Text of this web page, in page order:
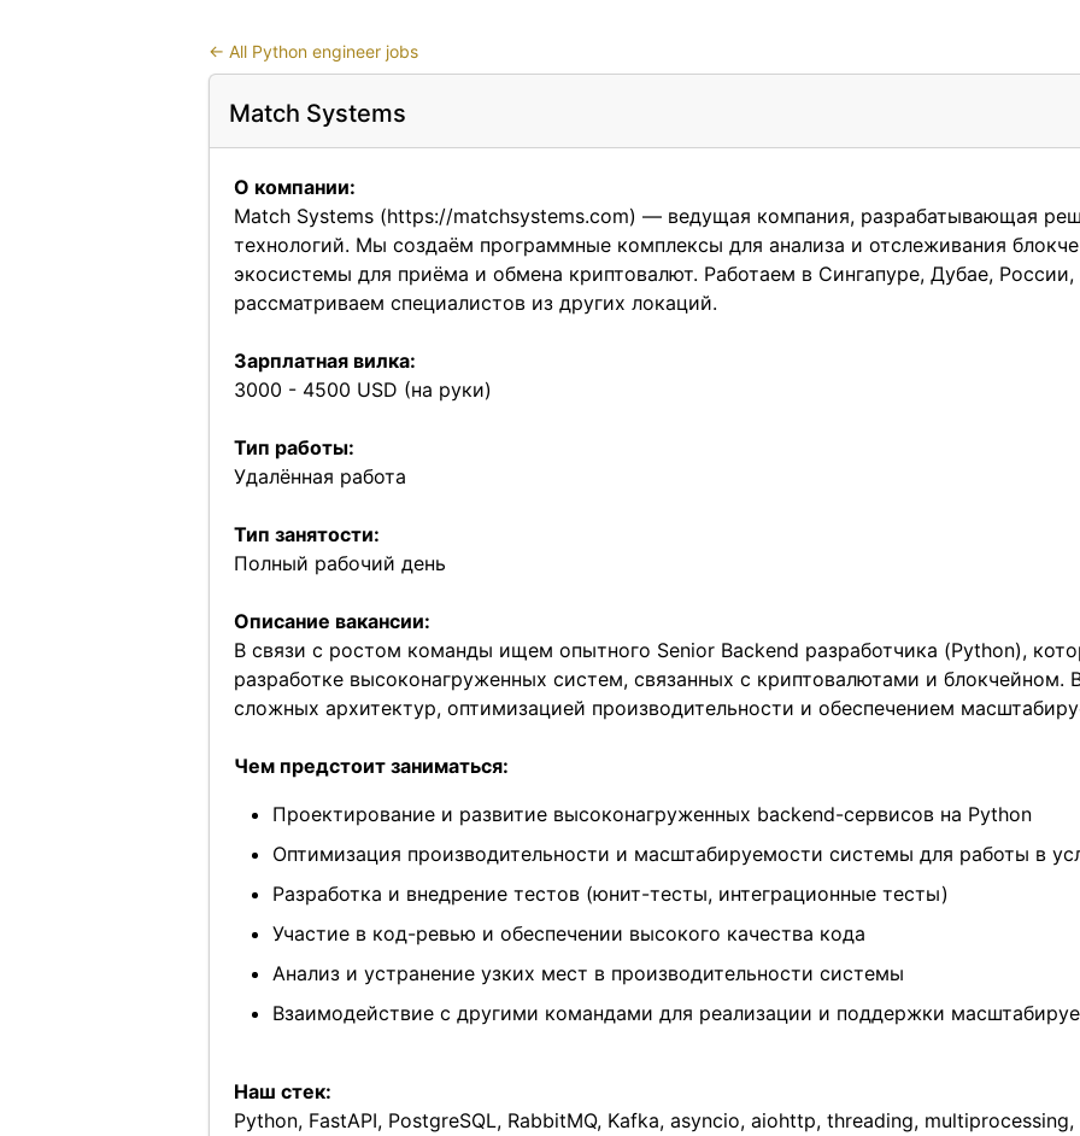
← All Python engineer jobs
Match Systems
О компании:
Match Systems (https://matchsystems.com) — ведущая компания, разрабатывающая
технологий. Мы создаём программные комплексы для анализа и отслеживания
экосистемы для приёма и обмена криптовалют. Работаем в Сингапуре, Дубае, России,
рассматриваем специалистов из других локаций.
Зарплатная вилка:
3000 - 4500 USD (на руки)
Тип работы:
Удалённая работа
Тип занятости:
Полный рабочий день
Описание вакансии:
В связи с ростом команды ищем опытного Senior Backend разработчика (Python),
разработке высоконагруженных систем, связанных с криптовалютами и блокчейном.
сложных архитектур, оптимизацией производительности и обеспечением
Чем предстоит заниматься:
Проектирование и развитие высоконагруженных backend-сервисов на Python
Оптимизация производительности и масштабируемости системы для работы в
Разработка и внедрение тестов (юнит-тесты, интеграционные тесты)
Участие в код-ревью и обеспечении высокого качества кода
Анализ и устранение узких мест в производительности системы
Взаимодействие с другими командами для реализации и поддержки
Наш стек:
Python, FastAPI, PostgreSQL, RabbitMQ, Kafka, asyncio, aiohttp, threading, multiprocessing,